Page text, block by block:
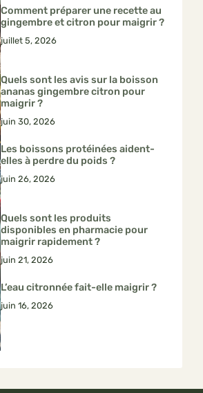
Comment préparer une recette au
gingembre et citron pour maigrir ?
juillet 5, 2026
Quels sont les avis sur la boisson
ananas gingembre citron pour
maigrir ?
juin 30, 2026
Les boissons protéinées aident-
elles à perdre du poids ?
juin 26, 2026
Quels sont les produits
disponibles en pharmacie pour
maigrir rapidement ?
juin 21, 2026
L’eau citronnée fait-elle maigrir ?
juin 16, 2026